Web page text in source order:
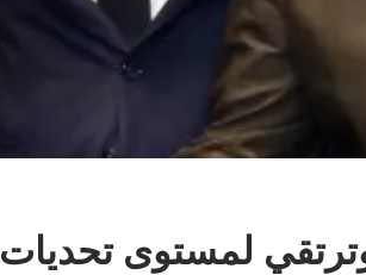
وترتقي لمستوى تحديات